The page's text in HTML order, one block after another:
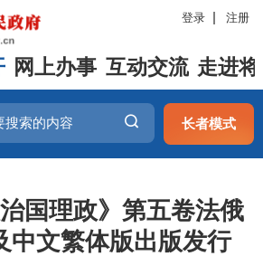
登录 注册
网上办事 互动交流 走进
长者模式
治国理政》第五卷法俄
中文繁体版出版发行